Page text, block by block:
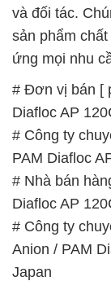
và đối tác.
sản phẩm
ứng mọi nhu
# Đơn vị bán [
Diafloc AP
# Công ty
PAM Diafloc
# Nhà bán
Diafloc AP
# Công ty
Anion / PAM
Japan